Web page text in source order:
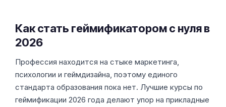
Как стать геймификатором с нуля в
2026
Профессия находится на стыке маркетинга,
психологии и геймдизайна, поэтому единого
стандарта образования пока нет. Лучшие курсы по
геймификации 2026 года делают упор на прикладные